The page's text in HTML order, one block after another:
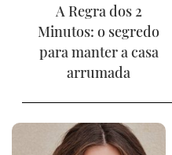
A Regra dos 2
Minutos: o segredo
para manter a casa
arrumada